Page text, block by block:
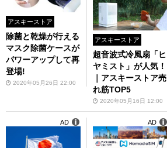
アスキーストア
除菌と乾燥が行える
マスク除菌ケースが
パワーアップして再
登場!
2020年05月26日 22:00
アスキーストア
超音波式冷風扇「ヒ
ヤミスト」が人気！
｜アスキーストア売
れ筋TOP5
2020年05月16日 12:00
AD AD